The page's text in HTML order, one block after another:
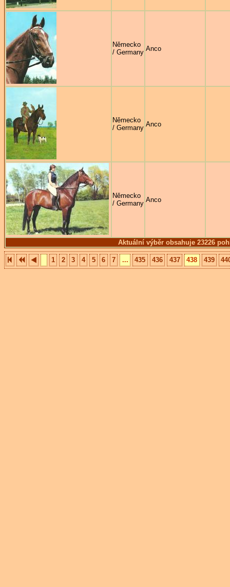
Aktuální výběr obsahuje 23226
Německo
/ Germany Anco
Německo
/ Germany Anco
Německo
/ Germany Anco
1 2 3 4 5 6 7 ... 435 436 437 438 439